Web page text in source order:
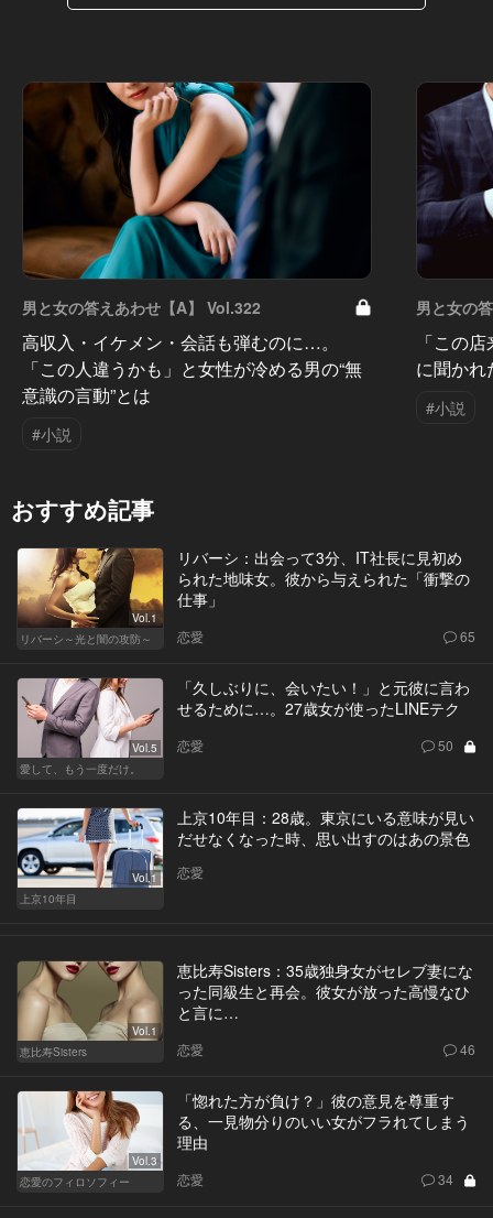
男と女の答えあわせ【A】 Vol.322
高収入・イケメン・会話も弾むのに…。
「この人違うかも」と女性が冷める男の“無
意識の言動”とは
#小説
男と女の
「この
に聞か
#小説
おすすめ記事
Vol.1
リバーシ～光と闇の攻防～
リバーシ：出会って3分、IT社長に見初め
られた地味女。彼から与えられた「衝撃の
仕事」
恋愛 65
Vol.5
愛して、もう一度だけ。
「久しぶりに、会いたい！」と元彼に言わ
せるために…。27歳女が使ったLINEテク
恋愛 50
Vol.1
上京10年目
上京10年目：28歳。東京にいる意味が見い
だせなくなった時、思い出すのはあの景色
恋愛
Vol.1
恵比寿Sisters
恵比寿Sisters：35歳独身女がセレブ妻にな
った同級生と再会。彼女が放った高慢なひ
と言に…
恋愛 46
Vol.3
恋愛のフィロソフィー
「惚れた方が負け？」彼の意見を尊重す
る、一見物分りのいい女がフラれてしまう
理由
恋愛 34